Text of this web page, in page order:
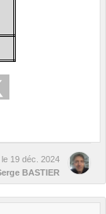
le 19 déc. 2024
BASTIER